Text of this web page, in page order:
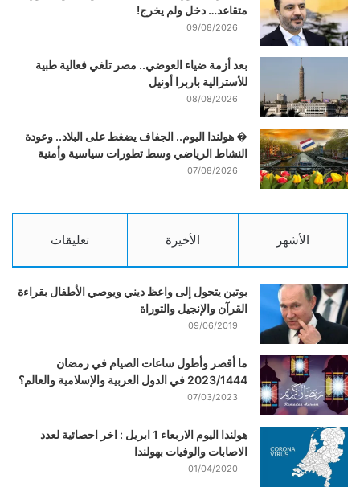
متقاعد… دخل ولم يخرج!
09/08/2026
بعد أزمة ضياء العوضي.. مصر تلغي فعالية طبية
للأسترالية باربرا أونيل
08/08/2026
� هولندا اليوم.. الجفاف يضغط على البلاد.. وعودة
النشاط الرياضي وسط تطورات سياسية وأمنية
07/08/2026
الأشهر الأخيرة تعليقات
بوتين يتحول إلى واعظ ديني ويوصي الأطفال بقراءة
القرآن والإنجيل والتوراة
09/06/2019
ما أقصر وأطول ساعات الصيام في رمضان
2023/1444 في الدول العربية والإسلامية والعالم؟
07/03/2023
هولندا اليوم الاربعاء 1 ابريل : اخر احصائية لعدد
الاصابات والوفيات بهولندا
01/04/2020